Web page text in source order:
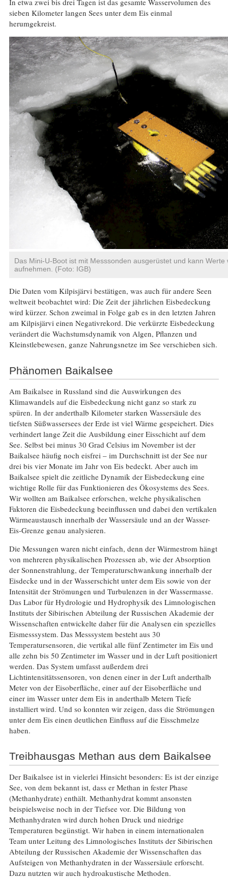
sieben Kilometer langen Sees unter dem Eis einmal
herumgekreist.
Das Mini-U-Boot ist mit Messsonden ausgerüstet und kann
aufnehmen. (Foto: IGB)
Die Daten vom Kilpisjärvi bestätigen, was auch für andere Seen
weltweit beobachtet wird: Die Zeit der jährlichen Eisbedeckung
wird kürzer. Schon zweimal in Folge gab es in den letzten Jahren
am Kilpisjärvi einen Negativrekord. Die verkürzte Eisbedeckung
verändert die Wachstumsdynamik von Algen, Pflanzen und
Kleinstlebewesen, ganze Nahrungsnetze im See verschieben sich.
Phänomen Baikalsee
Am Baikalsee in Russland sind die Auswirkungen des
Klimawandels auf die Eisbedeckung nicht ganz so stark zu
spüren. In der anderthalb Kilometer starken Wassersäule des
tiefsten Süßwassersees der Erde ist viel Wärme gespeichert. Dies
verhindert lange Zeit die Ausbildung einer Eisschicht auf dem
See. Selbst bei minus 30 Grad Celsius im November ist der
Baikalsee häufig noch eisfrei – im Durchschnitt ist der See nur
drei bis vier Monate im Jahr von Eis bedeckt. Aber auch im
Baikalsee spielt die zeitliche Dynamik der Eisbedeckung eine
wichtige Rolle für das Funktionieren des Ökosystems des Sees.
Wir wollten am Baikalsee erforschen, welche physikalischen
Faktoren die Eisbedeckung beeinflussen und dabei den vertikalen
Wärmeaustausch innerhalb der Wassersäule und an der Wasser-
Eis-Grenze genau analysieren.
Die Messungen waren nicht einfach, denn der Wärmestrom hängt
von mehreren physikalischen Prozessen ab, wie der Absorption
der Sonnenstrahlung, der Temperaturschwankung innerhalb der
Eisdecke und in der Wasserschicht unter dem Eis sowie von der
Intensität der Strömungen und Turbulenzen in der Wassermasse.
Das Labor für Hydrologie und Hydrophysik des Limnologischen
Instituts der Sibirischen Abteilung der Russischen Akademie der
Wissenschaften entwickelte daher für die Analysen ein spezielles
Eismesssystem. Das Messsystem besteht aus 30
Temperatursensoren, die vertikal alle fünf Zentimeter im Eis und
alle zehn bis 50 Zentimeter im Wasser und in der Luft positioniert
werden. Das System umfasst außerdem drei
Lichtintensitätssensoren, von denen einer in der Luft anderthalb
Meter von der Eisoberfläche, einer auf der Eisoberfläche und
einer im Wasser unter dem Eis in anderthalb Metern Tiefe
installiert wird. Und so konnten wir zeigen, dass die Strömungen
unter dem Eis einen deutlichen Einfluss auf die Eisschmelze
haben.
Treibhausgas Methan aus dem Baikalsee
Der Baikalsee ist in vielerlei Hinsicht besonders: Es ist der einzige
See, von dem bekannt ist, dass er Methan in fester Phase
(Methanhydrate) enthält. Methanhydrat kommt ansonsten
beispielsweise noch in der Tiefsee vor. Die Bildung von
Methanhydraten wird durch hohen Druck und niedrige
Temperaturen begünstigt. Wir haben in einem internationalen
Team unter Leitung des Limnologisches Instituts der Sibirischen
Abteilung der Russischen Akademie der Wissenschaften das
Aufsteigen von Methanhydraten in der Wassersäule erforscht.
Dazu nutzten wir auch hydroakustische Methoden.